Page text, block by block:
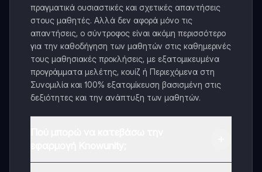
πραγματικά ουσιαστικές και σχετικές απαντήσεις
στους μαθητές. Αλλά δεν αφορά μόνο τις
απαντήσεις, ο σύντροφος είναι ακόμη περισσότερο
για την καθοδήγηση των μαθητών στις καθημερινές
τους μαθησιακές προκλήσεις, με εξατομικευμένα
προγράμματα μελέτης, κουίζ ή Περιεχόμενα στη
Συνομιλία και 100% εξατομίκευση βασισμένη στις
δεξιότητες και την ανάπτυξη των μαθητών.